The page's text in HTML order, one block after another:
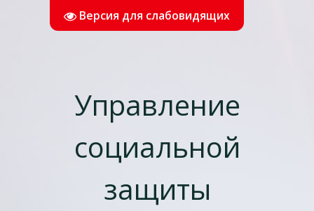
Версия для слабовидящих
Управление
социальной
защиты